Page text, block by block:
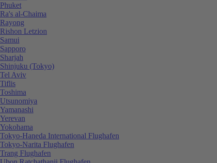
Phuket
Ra's al-Chaima
Rayong
Rishon Letzion
Samui
Sapporo
Sharjah
Shinjuku (Tokyo)
Tel Aviv
Tiflis
Toshima
Utsunomiya
Yamanashi
Yerevan
Yokohama
Tokyo-Haneda International Flughafen
Tokyo-Narita Flughafen
Trang Flughafen